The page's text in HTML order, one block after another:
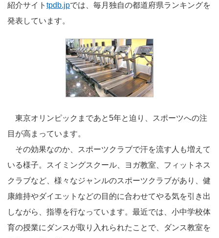
紹介サイト tpdb.jpでは、毎月独自の都道府県ランキングを
発表しています。
東京オリンピックまであと5年と迫り、スポーツへの注
目が高まっています。
その効果なのか、スポーツクラブで汗を流す人も増えて
いる様子。スイミングスクール、ヨガ教室、フィットネス
クラブなど、様々なジャンルのスポーツクラブがあり、健
康維持やダイエットなどの目的に合わせてやる気を引き出
しながら、指導を行なっています。最近では、小中学校体
育の授業にダンスが取り入れられたことで、ダンス教室を